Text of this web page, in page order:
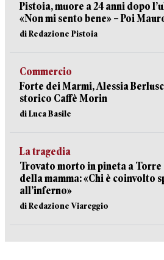
Pistoia, muore a 24 anni dopo
«Non mi sento bene» – Poi
di Redazione Pistoia
Commercio
Forte dei Marmi, Alessia
storico Caffè Morin
di Luca Basile
La tragedia
Trovato morto in pineta a Torre
della mamma: «Chi è coinvolto
all’inferno»
di Redazione Viareggio